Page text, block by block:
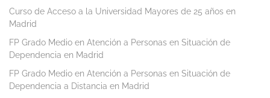
Curso de Acceso a la Universidad Mayores de 25 años en
Madrid
FP Grado Medio en Atención a Personas en Situación de
Dependencia en Madrid
FP Grado Medio en Atención a Personas en Situación de
Dependencia a Distancia en Madrid